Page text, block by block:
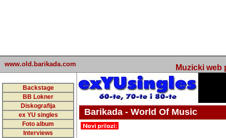
www.old.barikada.com Muzicki web
Backstage
BB Lokner
Diskografija
ex YU singles
Foto album
Interviews
Barikada - World Of Music